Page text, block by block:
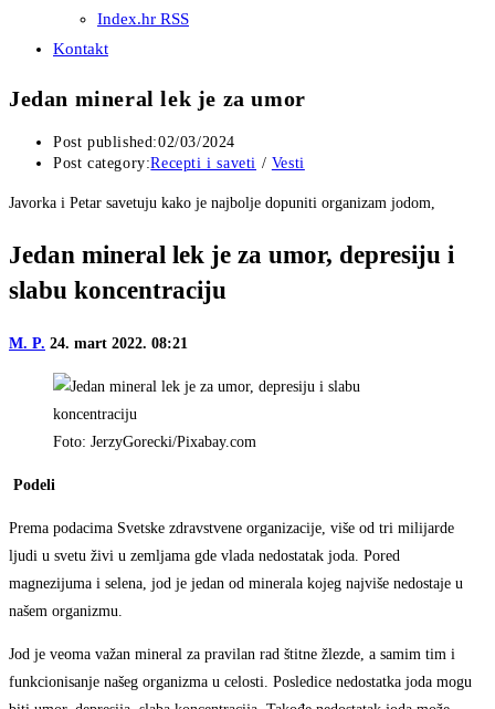
Index.hr RSS
Kontakt
Jedan mineral lek je za umor
Post published:02/03/2024
Post category:Recepti i saveti / Vesti
Javorka i Petar savetuju kako je najbolje dopuniti organizam jodom,
Jedan mineral lek je za umor, depresiju i
slabu koncentraciju
M. P. 24. mart 2022. 08:21
Foto: JerzyGorecki/Pixabay.com
Podeli
Prema podacima Svetske zdravstvene organizacije, više od tri milijarde
ljudi u svetu živi u zemljama gde vlada nedostatak joda. Pored
magnezijuma i selena, jod je jedan od minerala kojeg najviše nedostaje u
našem organizmu.
Jod je veoma važan mineral za pravilan rad štitne žlezde, a samim tim i
funkcionisanje našeg organizma u celosti. Posledice nedostatka joda mogu